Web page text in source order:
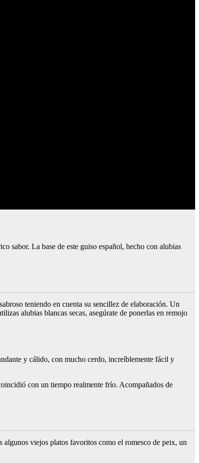
sabor. La base de este guiso español, hecho con alubias
teniendo en cuenta su sencillez de elaboración. Un
alubias blancas secas, asegúrate de ponerlas en remojo
y cálido, con mucho cerdo, increíblemente fácil y
con un tiempo realmente frío. Acompañados de
algunos viejos platos favoritos como el romesco de peix, un